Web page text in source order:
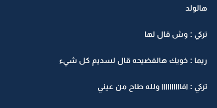
: وش قال لها
: خويك هالفضيحه قال لسديم كل شيء
: افاااااااااا ولله طاح من عيني